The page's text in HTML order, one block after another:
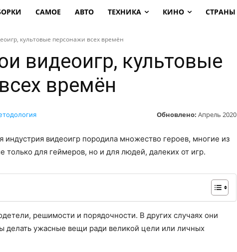
САМОЕ АВТО ТЕХНИКА КИНО СТРАНЫ
культовые персонажи всех времён
видеоигр, культовые
времён
Обновлено: Апрель 2020
индустрия видеоигр породила множество героев, многие из
только для геймеров, но и для людей, далеких от игр.
решимости и порядочности. В других случаях они
делать ужасные вещи ради великой цели или личных